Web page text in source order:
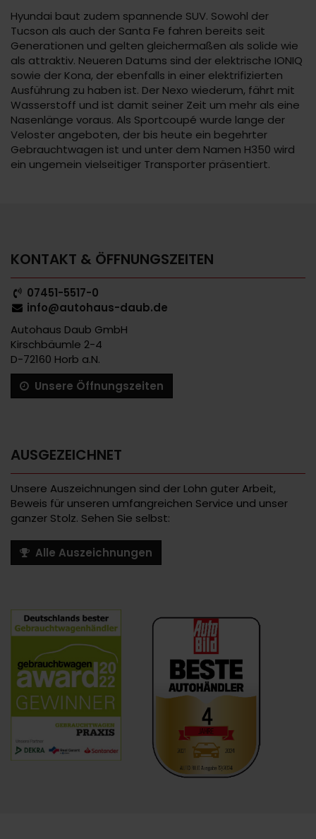
Hyundai baut zudem spannende SUV. Sowohl der
Tucson als auch der Santa Fe fahren bereits seit
Generationen und gelten gleichermaßen als solide wie
als attraktiv. Neueren Datums sind der elektrische IONIQ
sowie der Kona, der ebenfalls in einer elektrifizierten
Ausführung zu haben ist. Der Nexo wiederum, fährt mit
Wasserstoff und ist damit seiner Zeit um mehr als eine
Nasenlänge voraus. Als Sportcoupé wurde lange der
Veloster angeboten, der bis heute ein begehrter
Gebrauchtwagen ist und unter dem Namen H350 wird
ein ungemein vielseitiger Transporter präsentiert.
KONTAKT & ÖFFNUNGSZEITEN
07451-5517-0
info@autohaus-daub.de
Autohaus Daub GmbH
Kirschbäumle 2-4
D-72160 Horb a.N.
Unsere Öffnungszeiten
AUSGEZEICHNET
Unsere Auszeichnungen sind der Lohn guter Arbeit,
Beweis für unseren umfangreichen Service und unser
ganzer Stolz. Sehen Sie selbst:
Alle Auszeichnungen